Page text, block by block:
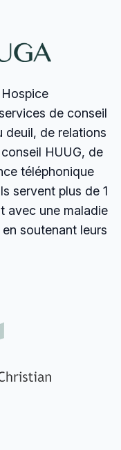
de conseil
deuil, de relations
HUUG, de
téléphonique
servent plus de 1
avec une maladie
soutenant leurs